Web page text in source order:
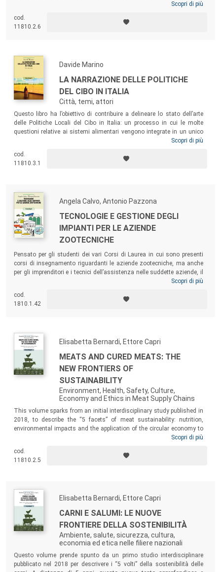
carnivori, voluto dal Parco Adamello Brenta. L’impegno del Comitato è
sentimenti, intervenire ai dibattiti, sui media e sui giornali per portare
anche il punto di vista della popolazione, fino ad ora ignorato.
Scopri di più
cod.
11810.2.6
Davide Marino
LA NARRAZIONE DELLE POLITICHE
DEL CIBO IN ITALIA
Città, temi, attori
Questo libro ha l’obiettivo di contribuire a delineare lo stato dell’arte
delle Politiche Locali del Cibo in Italia: un processo in cui le molte
questioni relative ai sistemi alimentari vengono integrate in un unico
quadro politico che includa tutte le fasi del sistema, dalla produzione
trasformare il modo in cui viene prodotto e consumato il cibo,
realizzando azioni nei settori della produzione, del consumo, della
Scopri di più
cod.
11810.3.1
Angela Calvo, Antonio Pazzona
TECNOLOGIE E GESTIONE DEGLI
IMPIANTI PER LE AZIENDE
ZOOTECNICHE
Pensato per gli studenti dei vari Corsi di Laurea in cui sono presenti
corsi di insegnamento riguardanti le aziende zootecniche, ma anche
per gli imprenditori e i tecnici dell’assistenza nelle suddette aziende, il
volume intende colmare la mancanza di una presentazione
nelle aziende zootecniche, senza però entrare nel merito della
descrizione di trattrici agricole e delle operatrici usate al di fuori del
Scopri di più
cod.
1810.1.42
Elisabetta Bernardi, Ettore Capri
MEATS AND CURED MEATS: THE
NEW FRONTIERS OF
SUSTAINABILITY
Environment, Health, Safety, Culture,
Economy and Ethics in Meat Supply Chains
This volume sparks from an initial interdisciplinary study published in
2018, to describe the “5 facets” of meat sustainability: nutrition,
environmental impacts and the application of the circular economy to
livestock and industry, food safety and animal welfare, the economic
later, a revision by the authors has permitted the publication of this
new text, which delves deeper and elucidates the significant recent
Scopri di più
cod.
11810.2.5
Elisabetta Bernardi, Ettore Capri
CARNI E SALUMI: LE NUOVE
FRONTIERE DELLA SOSTENIBILITÀ
Ambiente, salute, sicurezza, cultura,
economia ed etica nelle filiere nazionali
Questo volume prende spunto da un primo studio interdisciplinare
pubblicato nel 2018 per descrivere i “5 volti” della sostenibilità delle